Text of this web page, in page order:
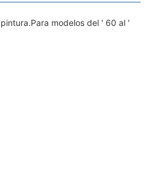
modelos del ' 60 al '